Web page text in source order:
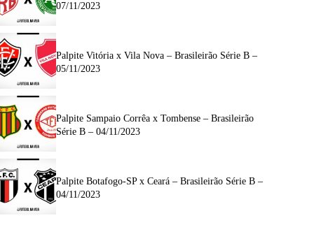
07/11/2023
Palpite Vitória x Vila Nova – Brasileirão Série B –
05/11/2023
Palpite Sampaio Corrêa x Tombense – Brasileirão
Série B – 04/11/2023
Palpite Botafogo-SP x Ceará – Brasileirão Série B –
04/11/2023